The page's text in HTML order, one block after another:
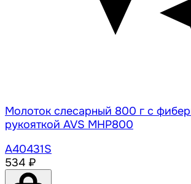
Молоток слесарный 800 г с
рукояткой AVS MHP800
A40431S
534 ₽